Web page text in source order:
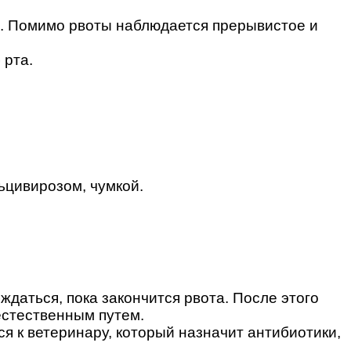
Помимо рвоты наблюдается прерывистое и
чумкой.
пока закончится рвота. После этого
путем.
ветеринару, который назначит антибиотики,